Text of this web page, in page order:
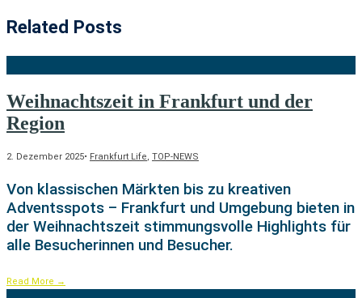
Related Posts
Weihnachtszeit in Frankfurt und der
Region
2. Dezember 2025• Frankfurt Life, TOP-NEWS
Von klassischen Märkten bis zu kreativen
Adventsspots – Frankfurt und Umgebung bieten in
der Weihnachtszeit stimmungsvolle Highlights für
alle Besucherinnen und Besucher.
Read More →